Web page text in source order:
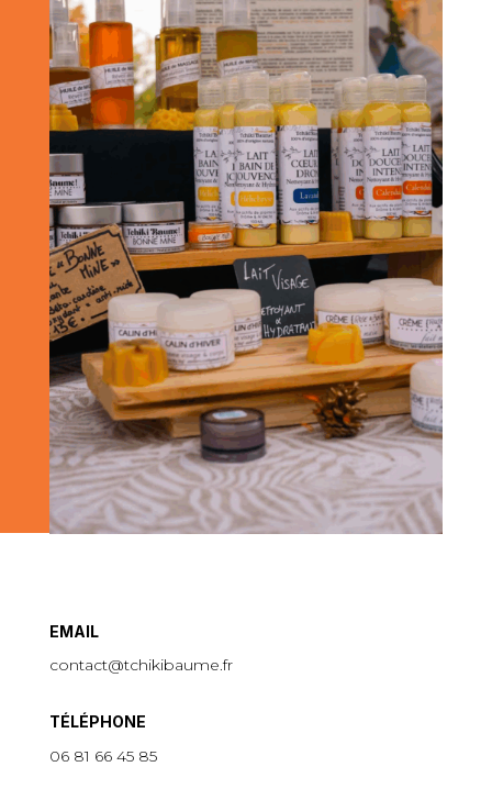
EMAIL
contact@tchikibaume.fr
TÉLÉPHONE
06 81 66 45 85